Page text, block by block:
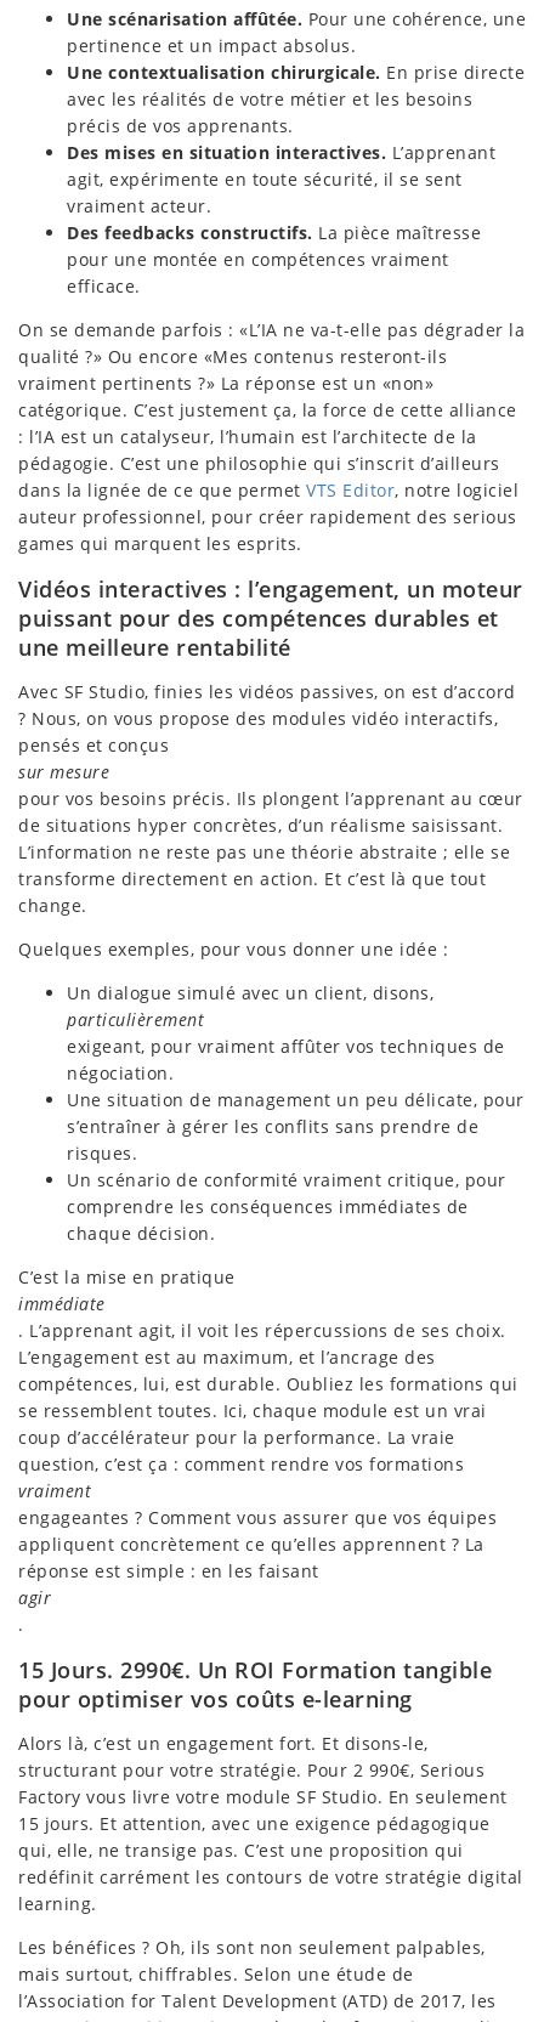
Une scénarisation affûtée. Pour une cohérence, une
pertinence et un impact absolus.
Une contextualisation chirurgicale. En prise directe
avec les réalités de votre métier et les besoins
précis de vos apprenants.
Des mises en situation interactives. L’apprenant
agit, expérimente en toute sécurité, il se sent
vraiment acteur.
Des feedbacks constructifs. La pièce maîtresse
pour une montée en compétences vraiment
efficace.
On se demande parfois : «L’IA ne va-t-elle pas dégrader la
qualité ?» Ou encore «Mes contenus resteront-ils
vraiment pertinents ?» La réponse est un «non»
catégorique. C’est justement ça, la force de cette alliance
: l’IA est un catalyseur, l’humain est l’architecte de la
pédagogie. C’est une philosophie qui s’inscrit d’ailleurs
dans la lignée de ce que permet VTS Editor, notre logiciel
auteur professionnel, pour créer rapidement des serious
games qui marquent les esprits.
Vidéos interactives : l’engagement, un moteur
puissant pour des compétences durables et
une meilleure rentabilité
Avec SF Studio, finies les vidéos passives, on est d’accord
? Nous, on vous propose des modules vidéo interactifs,
pensés et conçus
sur mesure
pour vos besoins précis. Ils plongent l’apprenant au cœur
de situations hyper concrètes, d’un réalisme saisissant.
L’information ne reste pas une théorie abstraite ; elle se
transforme directement en action. Et c’est là que tout
change.
Quelques exemples, pour vous donner une idée :
Un dialogue simulé avec un client, disons,
particulièrement
exigeant, pour vraiment affûter vos techniques de
négociation.
Une situation de management un peu délicate, pour
s’entraîner à gérer les conflits sans prendre de
risques.
Un scénario de conformité vraiment critique, pour
comprendre les conséquences immédiates de
chaque décision.
C’est la mise en pratique
immédiate
. L’apprenant agit, il voit les répercussions de ses choix.
L’engagement est au maximum, et l’ancrage des
compétences, lui, est durable. Oubliez les formations qui
se ressemblent toutes. Ici, chaque module est un vrai
coup d’accélérateur pour la performance. La vraie
question, c’est ça : comment rendre vos formations
vraiment
engageantes ? Comment vous assurer que vos équipes
appliquent concrètement ce qu’elles apprennent ? La
réponse est simple : en les faisant
agir
.
15 Jours. 2990€. Un ROI Formation tangible
pour optimiser vos coûts e-learning
Alors là, c’est un engagement fort. Et disons-le,
structurant pour votre stratégie. Pour 2 990€, Serious
Factory vous livre votre module SF Studio. En seulement
15 jours. Et attention, avec une exigence pédagogique
qui, elle, ne transige pas. C’est une proposition qui
redéfinit carrément les contours de votre stratégie digital
learning.
Les bénéfices ? Oh, ils sont non seulement palpables,
mais surtout, chiffrables. Selon une étude de
l’Association for Talent Development (ATD) de 2017, les